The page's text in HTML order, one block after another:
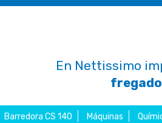
En Nettissimo
Barredora CS 140 Máquinas